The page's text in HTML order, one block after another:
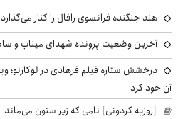
هند جنگنده فرانسوی رافال را کنار می‌گذارد و سراغ
آخرین وضعیت پرونده شهدای میناب و
درخشش ستاره فیلم فرهادی در لوکارنو؛
آن خود کرد
[روزبه کردونی] نامی که زیر ستون می‌ماند